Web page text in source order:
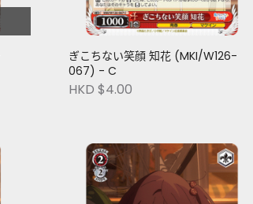
ぎこちない笑顔 知花 (MKI/W126-
067) - C
HKD $4.00